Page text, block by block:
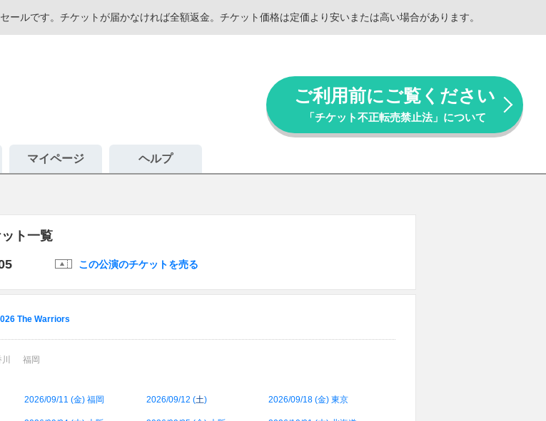
ルです。チケットが届かなければ全額返金。チケット価格は定価より安いまたは高い場合があります。
ご利用前にご覧ください
「チケット不正転売禁止法」について
マイページ ヘルプ
ト一覧
この公演のチケットを売る
The Warriors
福岡
2026/09/11 (金) 福岡 2026/09/12 (土) 2026/09/18 (金) 東京